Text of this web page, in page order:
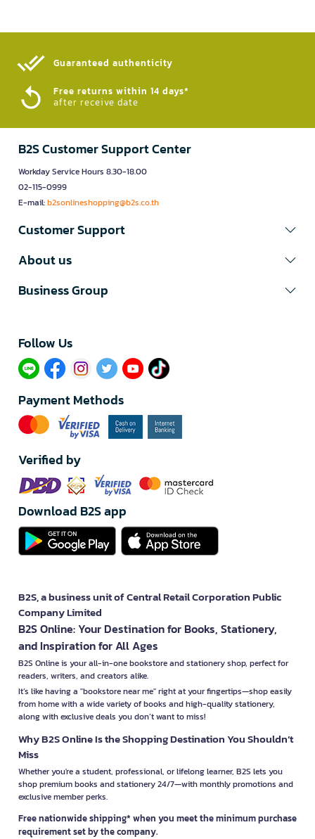
Guaranteed authenticity​
Free returns within 14 days*
after receive date
B2S Customer Support Center
Workday Service Hours 8.30-18.00
02-115-0999
E-mail:b2sonlineshopping@b2s.co.th
Customer Support
About us
Business Group
Follow Us​
Payment Methods
Verified by
Download B2S app
B2S, a business unit of Central Retail Corporation Public
Company Limited
B2S Online: Your Destination for Books, Stationery,
and Inspiration for All Ages
B2S Online is your all-in-one bookstore and stationery shop, perfect for
readers, writers, and creators alike.
It’s like having a "bookstore near me" right at your fingertips—shop easily
from home with a wide variety of books and high-quality stationery,
along with exclusive deals you don’t want to miss!
Why B2S Online Is the Shopping Destination You Shouldn’t
Miss
Whether you're a student, professional, or lifelong learner, B2S lets you
shop premium books and stationery 24/7—with monthly promotions and
exclusive member perks.
Free nationwide shipping* when you meet the minimum purchase
requirement set by the company.